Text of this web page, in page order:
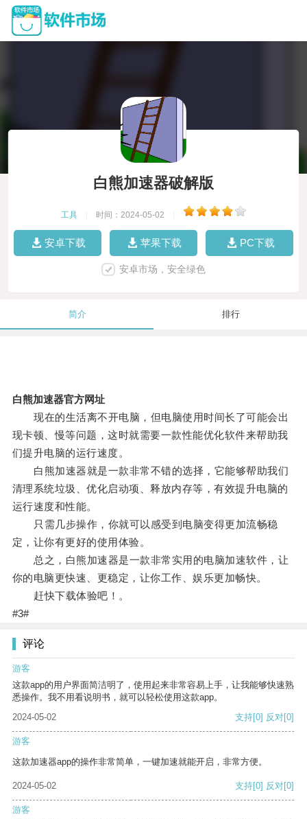
白熊加速器破解版
工具 时间：2024-05-02
安卓下载 苹果下载 PC下载
安卓市场，安全绿色
简介 排行
白熊加速器官方网址
现在的生活离不开电脑，但电脑使用时间长了可能会出
现卡顿、慢等问题，这时就需要一款性能优化软件来帮助我
们提升电脑的运行速度。
白熊加速器就是一款非常不错的选择，它能够帮助我们
清理系统垃圾、优化启动项、释放内存等，有效提升电脑的
运行速度和性能。
只需几步操作，你就可以感受到电脑变得更加流畅稳
定，让你有更好的使用体验。
总之，白熊加速器是一款非常实用的电脑加速软件，让
你的电脑更快速、更稳定，让你工作、娱乐更加畅快。
赶快下载体验吧！。
#3#
评论
游客
这款app的用户界面简洁明了，使用起来非常容易上手，让我能够快速熟
悉操作。我不用看说明书，就可以轻松使用这款app。
2024-05-02
支持[0] 反对[0]
游客
这款加速器app的操作非常简单，一键加速就能开启，非常方便。
2024-05-02 支持[0] 反对[0]
游客